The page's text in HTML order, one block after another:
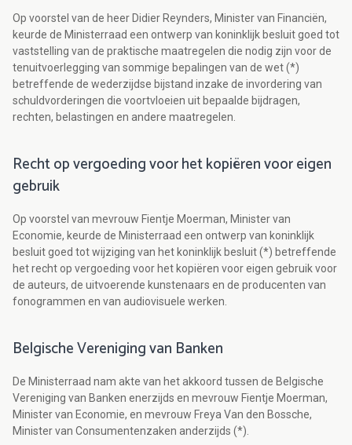
Op voorstel van de heer Didier Reynders, Minister van Financiën,
keurde de Ministerraad een ontwerp van koninklijk besluit goed tot
vaststelling van de praktische maatregelen die nodig zijn voor de
tenuitvoerlegging van sommige bepalingen van de wet (*)
betreffende de wederzijdse bijstand inzake de invordering van
schuldvorderingen die voortvloeien uit bepaalde bijdragen,
rechten, belastingen en andere maatregelen.
Recht op vergoeding voor het kopiëren voor eigen
gebruik
Op voorstel van mevrouw Fientje Moerman, Minister van
Economie, keurde de Ministerraad een ontwerp van koninklijk
besluit goed tot wijziging van het koninklijk besluit (*) betreffende
het recht op vergoeding voor het kopiëren voor eigen gebruik voor
de auteurs, de uitvoerende kunstenaars en de producenten van
fonogrammen en van audiovisuele werken.
Belgische Vereniging van Banken
De Ministerraad nam akte van het akkoord tussen de Belgische
Vereniging van Banken enerzijds en mevrouw Fientje Moerman,
Minister van Economie, en mevrouw Freya Van den Bossche,
Minister van Consumentenzaken anderzijds (*).